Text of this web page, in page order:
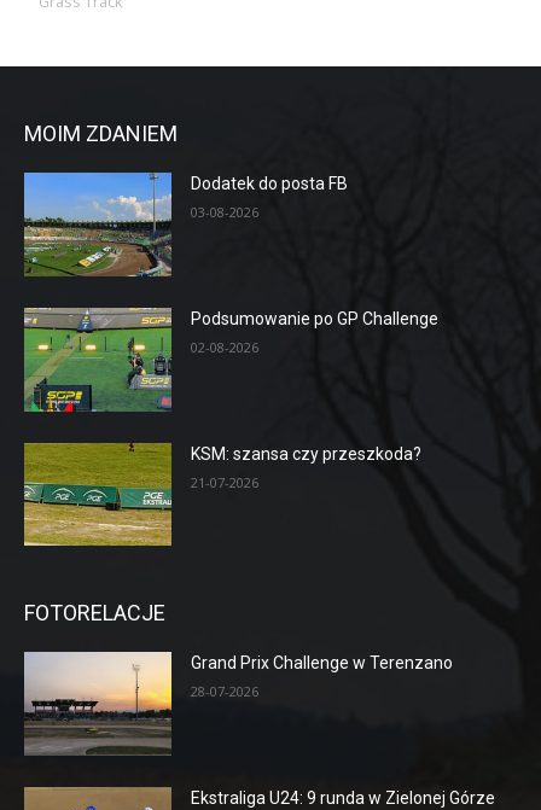
MOIM ZDANIEM
Dodatek do posta FB
03-08-2026
Podsumowanie po GP Challenge
02-08-2026
KSM: szansa czy przeszkoda?
21-07-2026
FOTORELACJE
Grand Prix Challenge w Terenzano
28-07-2026
Ekstraliga U24: 9 runda w Zielonej Górze